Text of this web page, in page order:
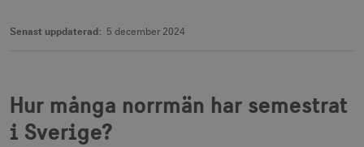
Senast uppdaterad: 5 december 2024
Hur många norrmän har semestrat
i Sverige?